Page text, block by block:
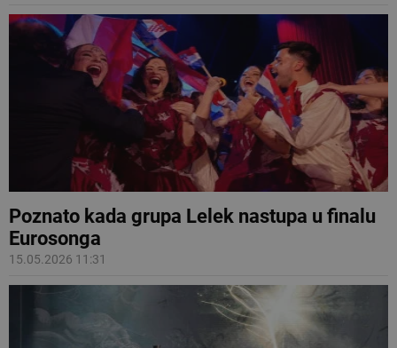
Poznato kada grupa Lelek nastupa u finalu
Eurosonga
15.05.2026 11:31